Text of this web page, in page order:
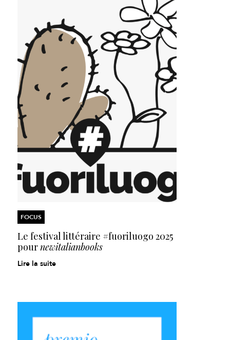
FOCUS
Le festival littéraire #fuoriluogo 2025
pournewitalianbooks
Lire la suite